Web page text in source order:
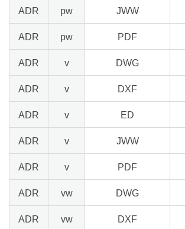
ADR pw JWW
ADR pw PDF
ADR v DWG
ADR v DXF
ADR v ED
ADR v JWW
ADR v PDF
ADR vw DWG
ADR vw DXF